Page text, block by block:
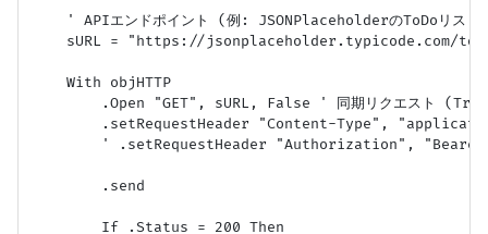
    ' APIエンドポイント (例: JSONPlaceholderのToDoリスト)
sURL = "https://jsonplaceholder.typicode.com/
    With objHTTP
.Open "GET", sURL, False ' 同期リクエスト (True
.setRequestHeader "Content-Type",
' .setRequestHeader "Authorization", "Bearer
        .send
        If .Status = 200 Then